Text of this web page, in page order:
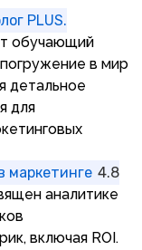
PLUS.
обучающий
в мир
детальное
для
маркетинге 4.8
аналитике
включая ROI.